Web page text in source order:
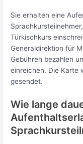
Sie erhalten eine
Türkischkurs
Generaldirektion für
Gebühren bezahlen
einreichen. Die Karte
gesendet.
Wie lange